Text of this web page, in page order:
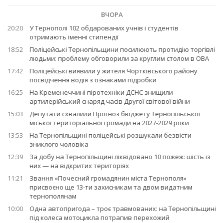
ВЧОРА
20:20
У Тернополі 102 обдарованих учнів і студентів
отримають іменні стипендії
18:52
Поліцейські Тернопільщини посилюють протидію торгівлі
людьми: проблему обговорили за круглим столом в ОВА
17:42
Поліцейські виявили у жителя Чортківського району
посвідчення водія з ознаками підробки
16:25
На Кременеччині піротехніки ДСНС знищили
артилерійський снаряд часів Другої світової війни
15:03
Депутати схвалили Прогноз бюджету Тернопільської
міської територіальної громади на 2027-2029 роки
13:53
На Тернопільщині поліцейські розшукали безвісти
зниклого чоловіка
12:39
За добу на Тернопільщині ліквідовано 10 пожеж: шість із
них — на відкритих територіях
11:21
Звання «Почесний громадянин міста Тернополя»
присвоєно ще 13-ти захисникам та двом видатним
тернополянам
10:00
Одна автопригода – троє травмованих: на Тернопільщині
під колеса мотоцикла потрапив перехожий